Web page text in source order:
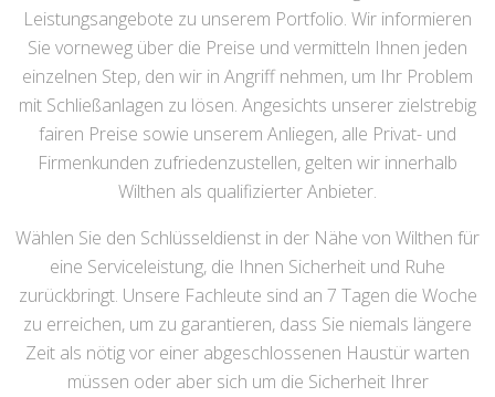
Leistungsangebote zu unserem Portfolio. Wir informieren
Sie vorneweg über die Preise und vermitteln Ihnen jeden
einzelnen Step, den wir in Angriff nehmen, um Ihr Problem
mit Schließanlagen zu lösen. Angesichts unserer zielstrebig
fairen Preise sowie unserem Anliegen, alle Privat- und
Firmenkunden zufriedenzustellen, gelten wir innerhalb
Wilthen als qualifizierter Anbieter.
Wählen Sie den Schlüsseldienst in der Nähe von Wilthen für
eine Serviceleistung, die Ihnen Sicherheit und Ruhe
zurückbringt. Unsere Fachleute sind an 7 Tagen die Woche
zu erreichen, um zu garantieren, dass Sie niemals längere
Zeit als nötig vor einer abgeschlossenen Haustür warten
müssen oder aber sich um die Sicherheit Ihrer